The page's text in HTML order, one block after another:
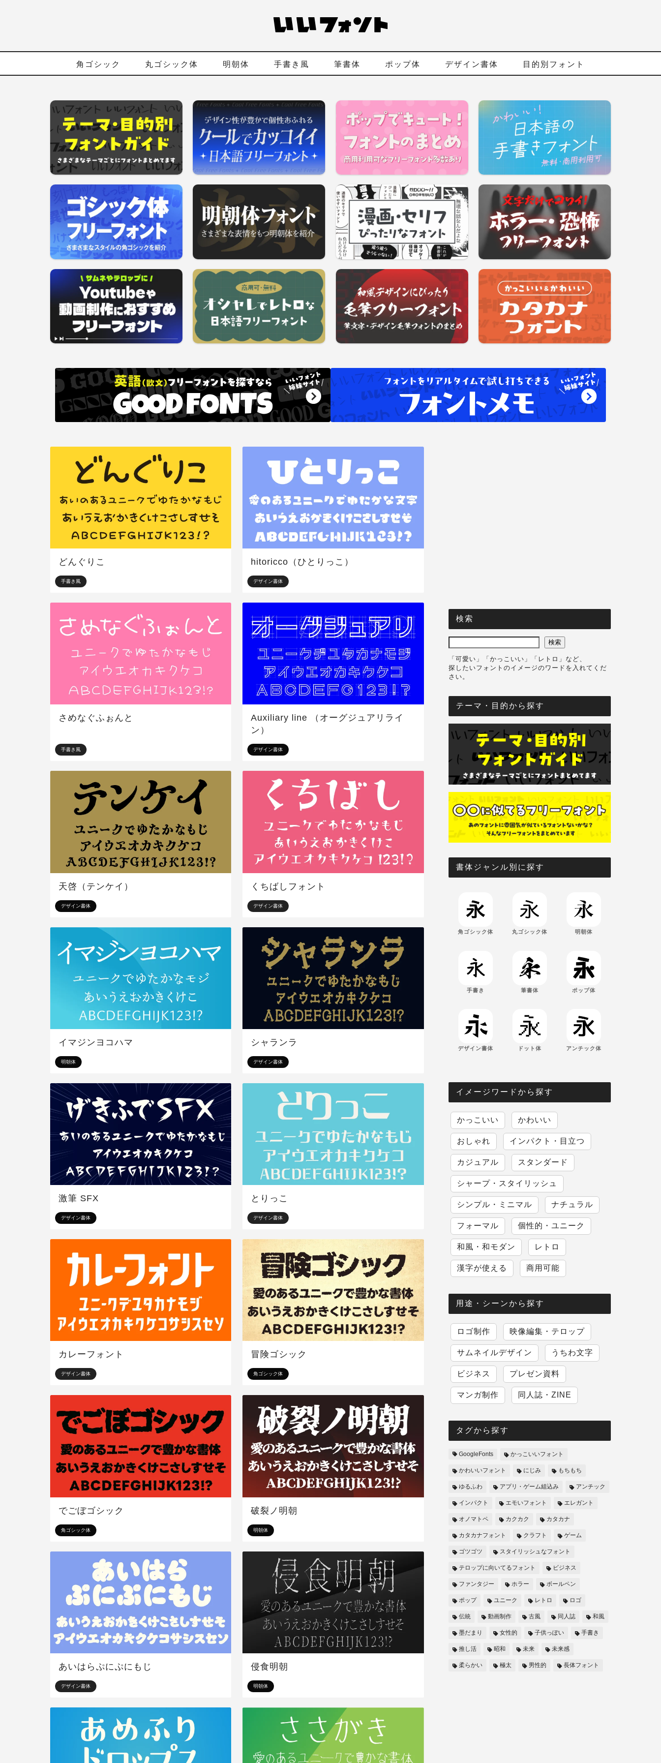
角ゴシック 丸ゴシック体 明朝体 手書き風 筆書体 ポップ体 デザイン書体 目的別フォント
手書き風
どんぐりこ
デザイン書体
hitoricco（ひとりっこ）
手書き風
さめなぐふぉんと
デザイン書体
Auxiliary line （オーグジュアリライ
ン）
デザイン書体
天啓（テンケイ）
デザイン書体
くちばしフォント
明朝体
イマジンヨコハマ
デザイン書体
シャランラ
デザイン書体
激筆 SFX
デザイン書体
とりっこ
デザイン書体
カレーフォント
角ゴシック体
冒険ゴシック
角ゴシック体
でごぼゴシック
明朝体
破裂ノ明朝
デザイン書体
あいはらぷにぷにもじ
明朝体
侵食明朝
検索
検索
「可愛い」「かっこいい」「レトロ」など、
探したいフォントのイメージのワードを入れてくだ
さい。
テーマ・目的から探す
書体ジャンル別に探す
角ゴシック体 丸ゴシック体 明朝体
手書き 筆書体 ポップ体
デザイン書体 ドット体 アンチック体
イメージワードから探す
かっこいい かわいい
おしゃれ インパクト・目立つ
カジュアル スタンダード
シャープ・スタイリッシュ
シンプル・ミニマル ナチュラル
フォーマル 個性的・ユニーク
和風・和モダン レトロ
漢字が使える 商用可能
用途・シーンから探す
ロゴ制作 映像編集・テロップ
サムネイルデザイン うちわ文字
ビジネス プレゼン資料
マンガ制作 同人誌・ZINE
タグから探す
GoogleFonts かっこいいフォント
かわいいフォント にじみ もちもち
ゆるふわ アプリ・ゲーム組込み アンチック
インパクト エモいフォント エレガント
オノマトペ カクカク カタカナ
カタカナフォント クラフト ゲーム
ゴツゴツ スタイリッシュなフォント
テロップに向いてるフォント ビジネス
ファンタジー ホラー ボールペン
ポップ ユニーク レトロ ロゴ
伝統 動画制作 古風 同人誌 和風
墨だまり 女性的 子供っぽい 手書き
推し活 昭和 未来 未来感
柔らかい 極太 男性的 長体フォント